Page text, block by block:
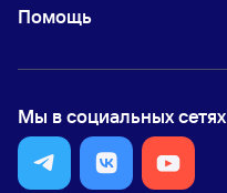
Помощь
Мы в социальных сетях